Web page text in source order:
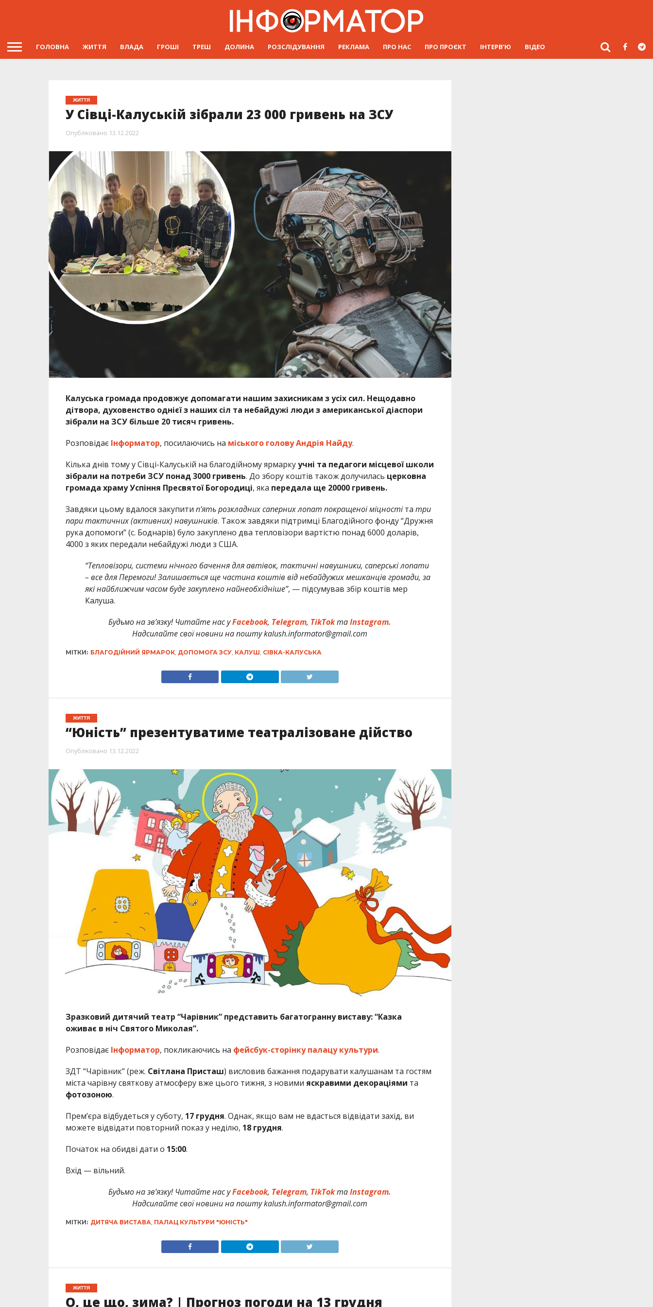
ГОЛОВНА ЖИТТЯ ВЛАДА ГРОШІ ТРЕШ ДОЛИНА РОЗСЛІДУВАННЯ РЕКЛАМА ПРО НАС ПРО ПРОЄКТ ІНТЕРВ’Ю ВІДЕО
ЖИТТЯ
У Сівці-Калуській зібрали 23 000 гривень на ЗСУ
Опубліковано 13.12.2022
Калуська громада продовжує допомагати нашим захисникам з усіх сил. Нещодавно
дітвора, духовенство однієї з наших сіл та небайдужі люди з американської діаспори
зібрали на ЗСУ більше 20 тисяч гривень.
Розповідає Інформатор, посилаючись на міського голову Андрія Найду.
Кілька днів тому у Сівці-Калуській на благодійному ярмаркуучні та педагоги місцевої школи
зібрали на потреби ЗСУ понад 3000 гривень. До збору коштів також долучилась церковна
громада храму Успіння Пресвятої Богородиці, яка передала ще 20000 гривень.
Завдяки цьому вдалося закупити п’ять розкладних саперних лопат покращеної міцностіта три
пари тактичних (активних) навушників. Також завдяки підтримці Благодійного фонду “Дружня
рука допомоги” (с. Боднарів) було закуплено два тепловізори вартістю понад 6000 доларів,
4000 з яких передали небайдужі люди з США.
“Тепловізори, системи нічного бачення для автівок, тактичні навушники, саперські лопати
– все для Перемоги! Залишається ще частина коштів від небайдужих мешканців громади, за
які найближчим часом буде закуплено найнеобхідніше”, — підсумував збір коштів мер
Калуша.
Будьмо на зв’язку! Читайте нас уFacebook, Telegram, TikTokтаInstagram.
Надсилайте свої новини на пошту kalush.informator@gmail.com
МІТКИ: БЛАГОДІЙНИЙ ЯРМАРОК, ДОПОМОГА ЗСУ, КАЛУШ, СІВКА-КАЛУСЬКА
ЖИТТЯ
“Юність” презентуватиме театралізоване дійство
Опубліковано 13.12.2022
Зразковий дитячий театр “Чарівник” представить багатогранну виставу: “Казка
оживає в ніч Святого Миколая”.
Розповідає Інформатор, покликаючись на фейсбук-сторінку палацу культури.
ЗДТ “Чарівник” (реж. Світлана Присташ) висловив бажання подарувати калушанам та гостям
міста чарівну святкову атмосферу вже цього тижня, з новими яскравими декораціями та
фотозоною.
Прем’єра відбудеться у суботу, 17 грудня. Однак, якщо вам не вдасться відвідати захід, ви
можете відвідати повторний показ у неділю, 18 грудня.
Початок на обидві дати о 15:00.
Вхід — вільний.
Будьмо на зв’язку! Читайте нас уFacebook, Telegram, TikTokтаInstagram.
Надсилайте свої новини на пошту kalush.informator@gmail.com
МІТКИ: ДИТЯЧА ВИСТАВА ПАЛАЦ КУЛЬТУРИ "ЮНІСТЬ"
ЖИТТЯ
О, це що, зима? | Прогноз погоди на 13 грудня